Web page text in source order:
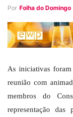
Por Folha do Domingo
As iniciativas foram
reunião com
membros do
representação das